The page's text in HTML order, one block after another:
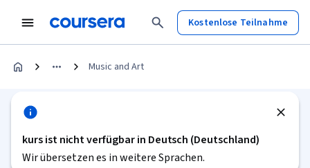
Kostenlose Teilnahme
Music and Art
kurs ist nicht verfügbar in Deutsch (Deutschland)
Wir übersetzen es in weitere Sprachen.